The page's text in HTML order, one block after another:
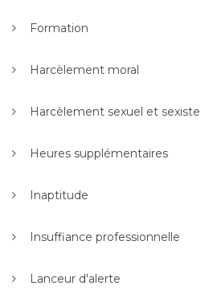
Formation
Harcèlement moral
Harcèlement sexuel et sexiste
Heures supplémentaires
Inaptitude
Insuffiance professionnelle
Lanceur d'alerte